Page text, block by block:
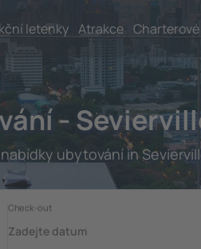
letenky Atrakce
-
ubytování in